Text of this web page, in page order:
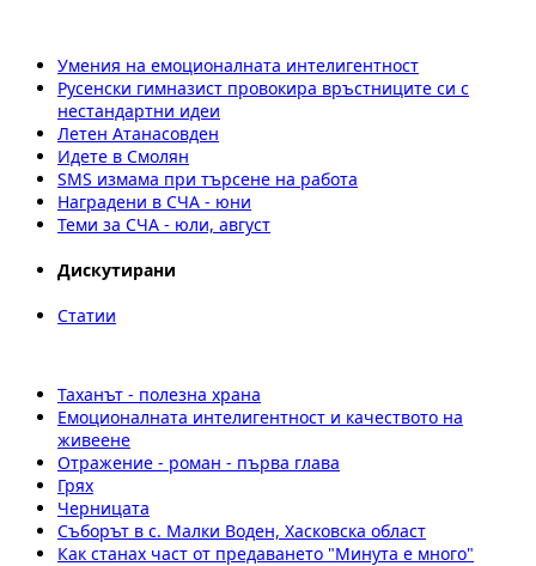
Умения на емоционалната интелигентност
Русенски гимназист провокира връстниците си с
нестандартни идеи
Летен Атанасовден
Идете в Смолян
SMS измама при търсене на работа
Наградени в СЧА - юни
Теми за СЧА - юли, август
Дискутирани
Статии
Таханът - полезна храна
Емоционалната интелигентност и качеството на
живеене
Отражение - роман - първа глава
Грях
Черницата
Съборът в с. Малки Воден, Хасковска област
Как станах част от предаването "Минута е много"